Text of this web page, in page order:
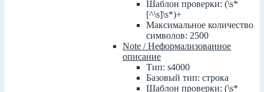
Шаблон проверки: (\s*
[^\s]\s*)+
Максимальное количество
символов: 2500
Note / Неформализованное
описание
Тип: s4000
Базовый тип: строка
Шаблон проверки: (\s*